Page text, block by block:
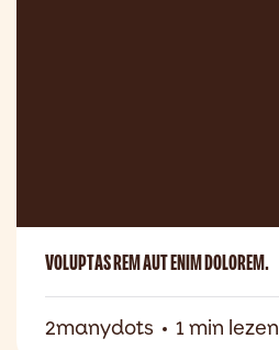
VOLUPTAS REM AUT ENIM DOLOREM.
2manydots 1 min lezen